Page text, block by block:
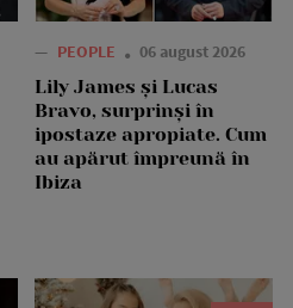
— PEOPLE 06 august 2026
Lily James și Lucas
Bravo, surprinși în
ipostaze apropiate. Cum
au apărut împreună în
Ibiza